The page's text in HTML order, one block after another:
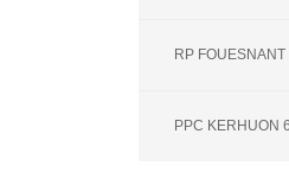
RP FOUESNANT
PPC KERHUON 6